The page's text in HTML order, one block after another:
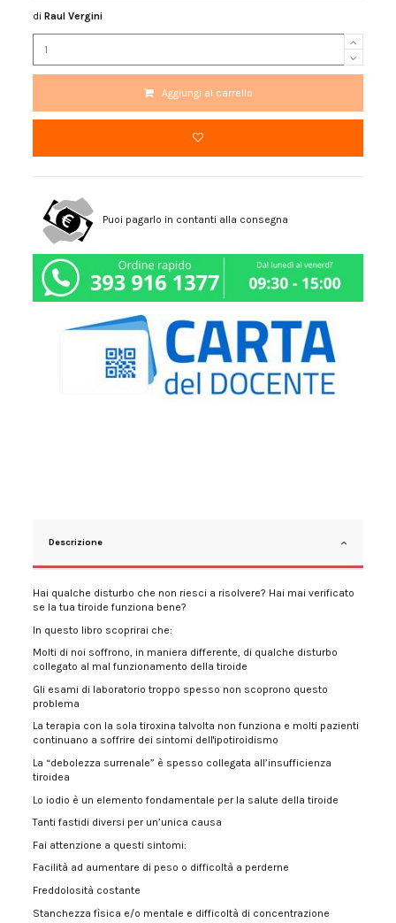
diRaul Vergini
Aggiungi al carrello
Puoi pagarlo in contanti alla consegna
Descrizione
Hai qualche disturbo che non riesci a risolvere? Hai mai verificato
se la tua tiroide funziona bene?
In questo libro scoprirai che:
Molti di noi soffrono, in maniera differente, di qualche disturbo
collegato al mal funzionamento della tiroide
Gli esami di laboratorio troppo spesso non scoprono questo
problema
La terapia con la sola tiroxina talvolta non funziona e molti pazienti
continuano a soffrire dei sintomi dell'ipotiroidismo
La “debolezza surrenale” è spesso collegata all’insufficienza
tiroidea
Lo iodio è un elemento fondamentale per la salute della tiroide
Tanti fastidi diversi per un’unica causa
Fai attenzione a questi sintomi:
Facilità ad aumentare di peso o difficoltà a perderne
Freddolosità costante
Stanchezza fìsica e/o mentale e difficoltà di concentrazione